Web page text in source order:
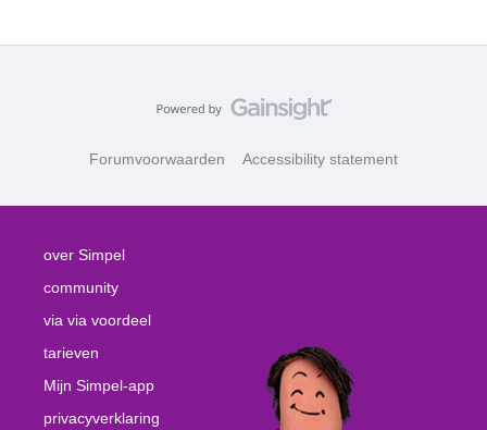
Forumvoorwaarden Accessibility statement
over Simpel
community
via via voordeel
tarieven
Mijn Simpel-app
privacyverklaring